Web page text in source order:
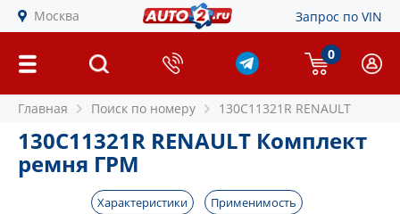
Москва Запрос по VIN
0
Главная Поиск по номеру 130C11321R RENAULT
130C11321R RENAULT Комплект
ремня ГРМ
Характеристики Применимость